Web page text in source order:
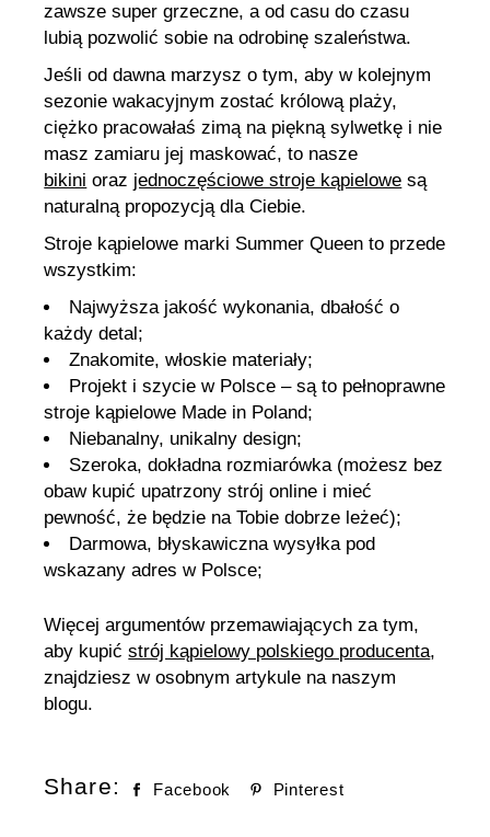
zawsze super grzeczne, a od casu do czasu
lubią pozwolić sobie na odrobinę szaleństwa.
Jeśli od dawna marzysz o tym, aby w kolejnym
sezonie wakacyjnym zostać królową plaży,
ciężko pracowałaś zimą na piękną sylwetkę i nie
masz zamiaru jej maskować, to nasze
bikini oraz jednoczęściowe stroje kąpielowe są
naturalną propozycją dla Ciebie.
Stroje kąpielowe marki Summer Queen to przede
wszystkim:
Najwyższa jakość wykonania, dbałość o
każdy detal;
Znakomite, włoskie materiały;
Projekt i szycie w Polsce – są to pełnoprawne
stroje kąpielowe Made in Poland;
Niebanalny, unikalny design;
Szeroka, dokładna rozmiarówka (możesz bez
obaw kupić upatrzony strój online i mieć
pewność, że będzie na Tobie dobrze leżeć);
Darmowa, błyskawiczna wysyłka pod
wskazany adres w Polsce;
Więcej argumentów przemawiających za tym,
aby kupićstrój kąpielowy polskiego producenta,
znajdziesz w osobnym artykule na naszym
blogu.
Share: Facebook Pinterest